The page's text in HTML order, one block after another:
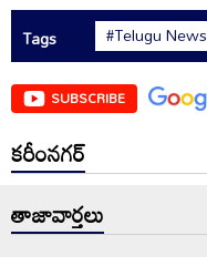
Tags #Telugu News
SUBSCRIBE
కరీంనగర్
తాజావార్తలు